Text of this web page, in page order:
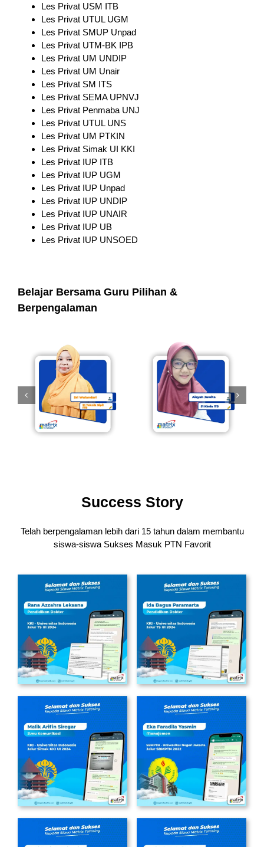
Les Privat USM ITB
Les Privat UTUL UGM
Les Privat SMUP Unpad
Les Privat UTM-BK IPB
Les Privat UM UNDIP
Les Privat UM Unair
Les Privat SM ITS
Les Privat SEMA UPNVJ
Les Privat Penmaba UNJ
Les Privat UTUL UNS
Les Privat UM PTKIN
Les Privat Simak UI KKI
Les Privat IUP ITB
Les Privat IUP UGM
Les Privat IUP Unpad
Les Privat IUP UNDIP
Les Privat IUP UNAIR
Les Privat IUP UB
Les Privat IUP UNSOED
Belajar Bersama Guru Pilihan &
Berpengalaman
Success Story
Telah berpengalaman lebih dari 15 tahun dalam membantu
siswa-siswa Sukses Masuk PTN Favorit